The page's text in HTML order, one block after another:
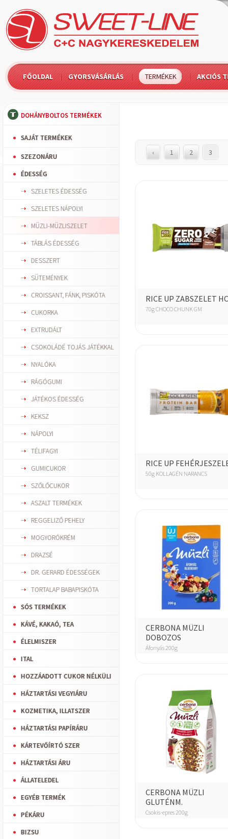
FŐOLDAL GYORSVÁSÁRLÁS TERMÉKEK AKCIÓS
DOHÁNYBOLTOS TERMÉKEK
SAJÁT TERMÉKEK
SZEZONÁRU
ÉDESSÉG
SZELETES ÉDESSÉG
SZELETES NÁPOLYI
MÜZLI-MÜZLISZELET
TÁBLÁS ÉDESSÉG
DESSZERT
SÜTEMÉNYEK
CROISSANT, FÁNK, PISKÓTA
CUKORKA
EXTRUDÁLT
CSOKOLÁDÉ TOJÁS JÁTÉKKAL
NYALÓKA
RÁGÓGUMI
JÁTÉKOS ÉDESSÉG
KEKSZ
NÁPOLYI
TÉLIFAGYI
GUMICUKOR
SZŐLŐCUKOR
ASZALT TERMÉKEK
REGGELIZŐ PEHELY
MOGYORÓKRÉM
DRAZSÉ
DR. GERARD ÉDESSÉGEK
TORTALAP BABAPISKÓTA
SÓS TERMÉKEK
KÁVÉ, KAKAÓ, TEA
ÉLELMISZER
ITAL
HOZZÁADOTT CUKOR NÉLKÜLI
HÁZTARTÁSI VEGYIÁRU
KOZMETIKA, ILLATSZER
HÁZTARTÁSI PAPÍRÁRU
KÁRTEVŐÍRTÓ SZER
HÁZTARTÁSI ÁRU
ÁLLATELEDEL
EGYÉB TERMÉK
PÉKÁRU
BIZSU
‹ 1 2 3
RICE UP ZABSZELET
70g CHOCO CHUNK GM
RICE UP
50g KOLLAGÉN NARANCS
CERBONA MÜZLI
DOBOZOS
Áfonyás 200g
CERBONA MÜZLI
GLUTÉNM.
Csokis-epres 200g